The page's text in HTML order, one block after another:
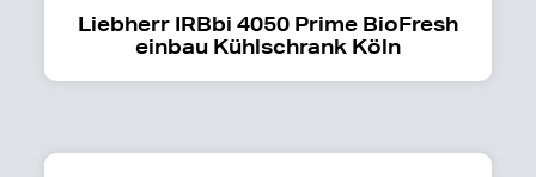
Liebherr IRBbi 4050 Prime BioFresh
einbau Kühlschrank Köln